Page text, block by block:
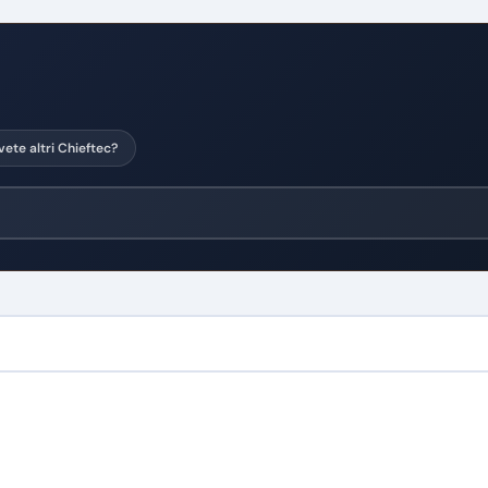
altri Chieftec?